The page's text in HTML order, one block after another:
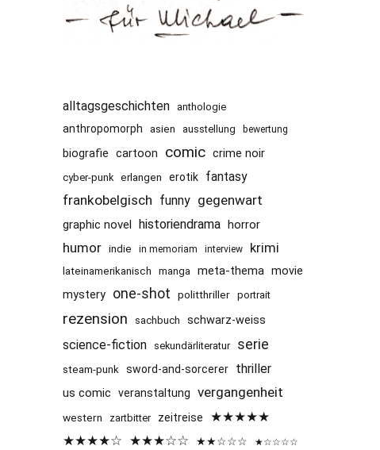
alltagsgeschichten anthologie
anthropomorph asien ausstellung bewertung
biografie cartoon comic crime noir
cyber-punk erlangen erotik fantasy
frankobelgisch funny gegenwart
graphic novel historiendrama horror
humor indie in memoriam interview krimi
lateinamerikanisch manga meta-thema movie
mystery one-shot politthriller portrait
rezension sachbuch schwarz-weiss
science-fiction sekundärliteratur serie
steam-punk sword-and-sorcerer thriller
us comic veranstaltung vergangenheit
western zartbitter zeitreise
★★★★★
★★★★☆ ★★★☆☆ ★★☆☆☆ ★☆☆☆☆